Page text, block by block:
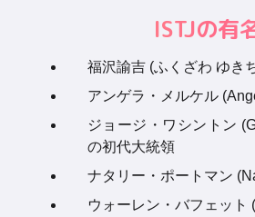
ISTJの有
福沢諭吉 (ふくざわ ゆき
アンゲラ・メルケル
ジョージ・ワシントン
の初代大統領
ナタリー・ポートマン
ウォーレン・バフェット